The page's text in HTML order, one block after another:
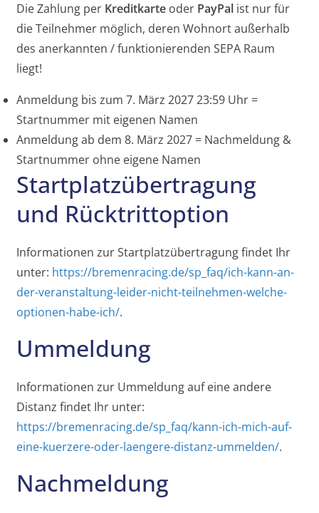
Die Zahlung per Kreditkarteoder PayPalist nur für
die Teilnehmer möglich, deren Wohnort außerhalb
des anerkannten / funktionierenden SEPA Raum
liegt!
Anmeldung bis zum 7. März 2027 23:59 Uhr =
Startnummer mit eigenen Namen
Anmeldung ab dem 8. März 2027 = Nachmeldung &
Startnummer ohne eigene Namen
Startplatzübertragung
und Rücktrittoption
Informationen zur Startplatzübertragung findet Ihr
unter: https://bremenracing.de/sp_faq/ich-kann-an-
der-veranstaltung-leider-nicht-teilnehmen-welche-
optionen-habe-ich/.
Ummeldung
Informationen zur Ummeldung auf eine andere
Distanz findet Ihr unter:
https://bremenracing.de/sp_faq/kann-ich-mich-auf-
eine-kuerzere-oder-laengere-distanz-ummelden/.
Nachmeldung